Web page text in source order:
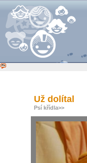
Už dolítal
Psí křídla>>